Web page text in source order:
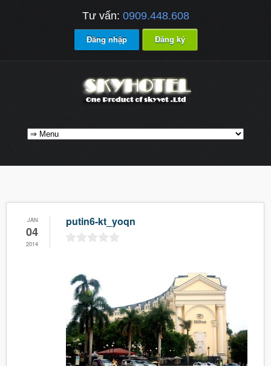
Tư vấn: 0909.448.608
Đăng nhập Đăng ký
JAN
04
2014
putin6-kt_yoqn